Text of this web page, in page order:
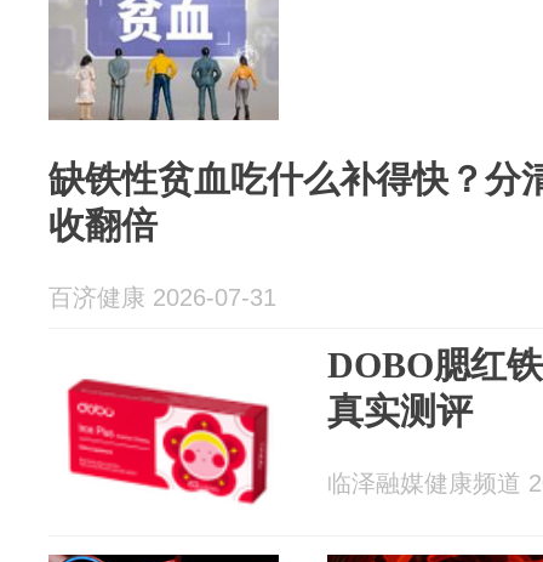
缺铁性贫血吃什么补得快？分
收翻倍
百济健康 2026-07-31
DOBO腮红
真实测评
临泽融媒健康频道